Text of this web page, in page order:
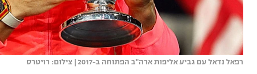
רפאל נדאל עם גביע אליפות ארה"ב הפתוחה ב-2017 | צילום: רויטרס